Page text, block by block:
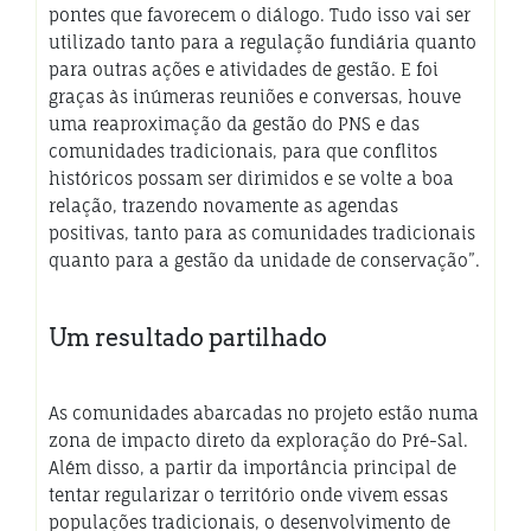
pontes que favorecem o diálogo. Tudo isso vai ser
utilizado tanto para a regulação fundiária quanto
para outras ações e atividades de gestão. E foi
graças às inúmeras reuniões e conversas, houve
uma reaproximação da gestão do PNS e das
comunidades tradicionais, para que conflitos
históricos possam ser dirimidos e se volte a boa
relação, trazendo novamente as agendas
positivas, tanto para as comunidades tradicionais
quanto para a gestão da unidade de conservação”.
Um resultado partilhado
As comunidades abarcadas no projeto estão numa
zona de impacto direto da exploração do Pré-Sal.
Além disso, a partir da importância principal de
tentar regularizar o território onde vivem essas
populações tradicionais, o desenvolvimento de